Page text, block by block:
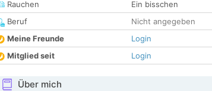
Rauchen
Ein bisschen
Beruf
Nicht angegeben
Meine Freunde
Login
Mitglied seit
Login
Über mich